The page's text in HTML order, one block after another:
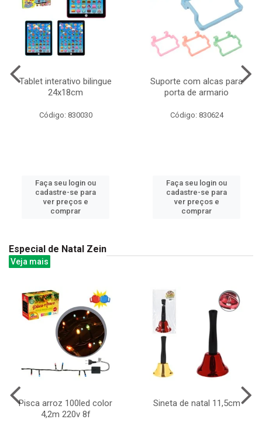
Tablet interativo bilingue
24x18cm
Código: 830030
Faça seu login ou
cadastre-se para
ver preços e
comprar
Suporte com alcas para
porta de armario
Código: 830624
Faça seu login ou
cadastre-se para
ver preços e
comprar
Especial de Natal Zein
Veja mais
Pisca arroz 100led color
4,2m 220v 8f
Sineta de natal 11,5cm